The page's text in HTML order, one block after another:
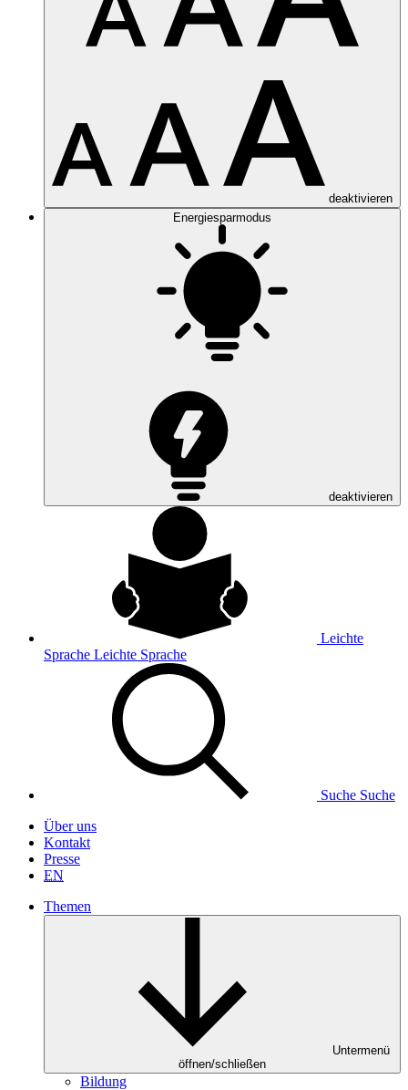
deaktivieren
Energiesparmodus
deaktivieren
Leichte
Sprache Leichte Sprache
Suche Suche
Über uns
Kontakt
Presse
EN
Themen
Untermenü
öffnen/schließen
Bildung